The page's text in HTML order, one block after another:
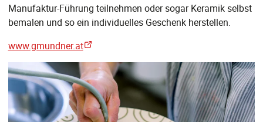
Manufaktur-Führung teilnehmen oder sogar Keramik selbst
bemalen und so ein individuelles Geschenk herstellen.
www.gmundner.at